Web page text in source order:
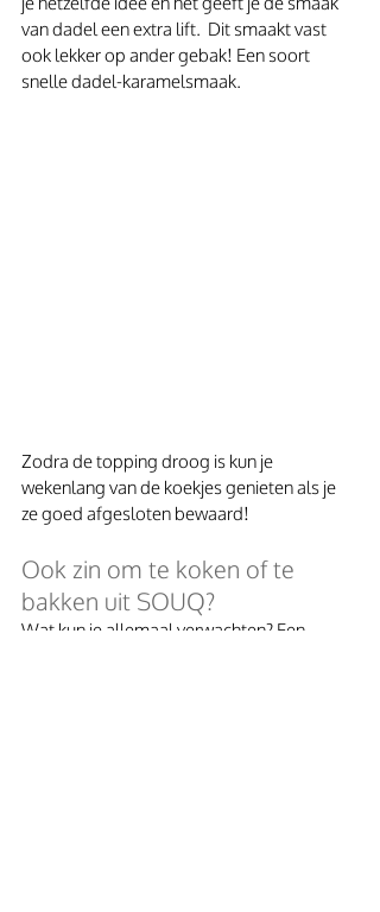
van dadel een extra lift.  Dit smaakt vast
ook lekker op ander gebak! Een soort
snelle dadel-karamelsmaak.
Zodra de topping droog is kun je
wekenlang van de koekjes genieten als je
ze goed afgesloten bewaard!
Ook zin om te koken of te
bakken uit SOUQ?
Wat kun je allemaal verwachten? Een